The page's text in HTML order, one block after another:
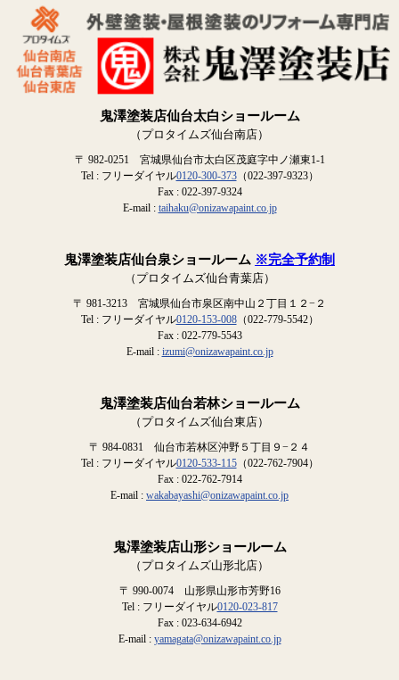
鬼澤塗装店仙台太白ショールーム
（プロタイムズ仙台南店）
〒 982-0251 宮城県仙台市太白区茂庭字中ノ瀬東1-1
Tel : フリーダイヤル0120-300-373（022-397-9323）
Fax : 022-397-9324
E-mail : taihaku@onizawapaint.co.jp
鬼澤塗装店仙台泉ショールーム ※完全予約制
（プロタイムズ仙台青葉店）
〒 981-3213 宮城県仙台市泉区南中山２丁目１２−２
Tel : フリーダイヤル0120-153-008（022-779-5542）
Fax : 022-779-5543
E-mail : izumi@onizawapaint.co.jp
鬼澤塗装店仙台若林ショールーム
（プロタイムズ仙台東店）
〒 984-0831 仙台市若林区沖野５丁目９−２４
Tel : フリーダイヤル0120-533-115（022-762-7904）
Fax : 022-762-7914
E-mail : wakabayashi@onizawapaint.co.jp
鬼澤塗装店山形ショールーム
（プロタイムズ山形北店）
〒 990-0074 山形県山形市芳野16
Tel : フリーダイヤル0120-023-817
Fax : 023-634-6942
E-mail : yamagata@onizawapaint.co.jp